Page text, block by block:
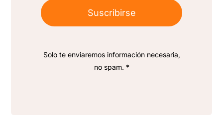
Suscribirse
Solo te enviaremos información necesaria,
no spam. *